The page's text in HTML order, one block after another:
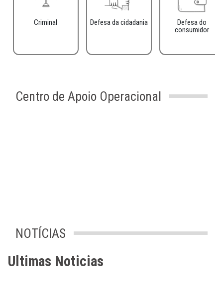
Criminal Defesa da cidadania
Defesa do
consumidor
Centro de Apoio Operacional
NOTÍCIAS
Ultimas Noticias